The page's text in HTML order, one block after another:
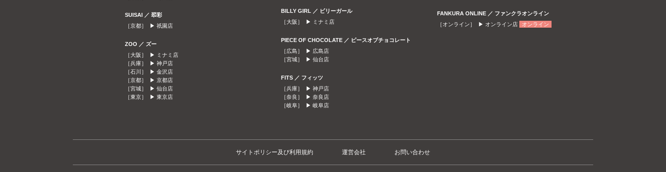
SUISAI ／ 翆彩
［京都］ ▶ 祇園店
ZOO ／ ズー
［大阪］ ▶
ミナミ店
［兵庫］ ▶ 神戸店
［石川］ ▶ 金沢店
［京都］ ▶ 京都店
［宮城］ ▶ 仙台店
［東京］ ▶ 東京店
BILLY GIRL ／ ビリーガール
［大阪］ ▶
ミナミ店
PIECE OF CHOCOLATE ／ ピースオブチョコレート
［広島］ ▶ 広島店
［宮城］ ▶ 仙台店
FITS ／ フィッツ
［兵庫］ ▶ 神戸店
［奈良］ ▶ 奈良店
［岐阜］ ▶ 岐阜店
FANKURA ONLINE ／ ファンクラオンライン
［オンライン］ ▶ オンライン店 オンライン
サイトポリシー及び利用規約 運営会社 お問い合わせ